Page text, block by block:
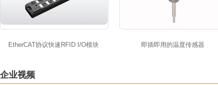
EtherCAT协议快速RFID I/O模块 即插即用的温度传感器
企业视频